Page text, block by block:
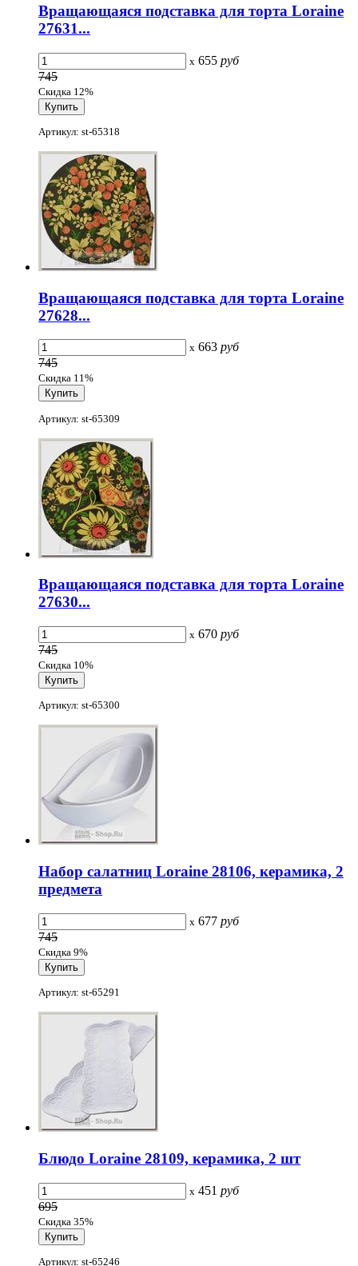
Вращающаяся подставка для торта Loraine
27631...
x 655 руб
745
Скидка 12%
Артикул: st-65318
Вращающаяся подставка для торта Loraine
27628...
x 663 руб
745
Скидка 11%
Артикул: st-65309
Вращающаяся подставка для торта Loraine
27630...
x 670 руб
745
Скидка 10%
Артикул: st-65300
Набор салатниц Loraine 28106, керамика, 2
предмета
x 677 руб
745
Скидка 9%
Артикул: st-65291
Блюдо Loraine 28109, керамика, 2 шт
x 451 руб
695
Скидка 35%
Артикул: st-65246